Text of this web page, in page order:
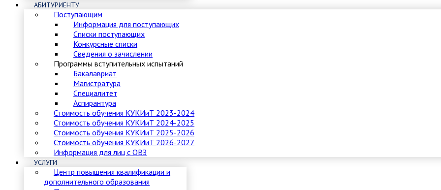
АБИТУРИЕНТУ
Поступающим
Информация для поступающих
Списки поступающих
Конкурсные списки
Сведения о зачислении
Программы вступительных испытаний
Бакалавриат
Магистратура
Специалитет
Аспирантура
Стоимость обучения КУКИиТ 2023-2024
Стоимость обучения КУКИиТ 2024-2025
Стоимость обучения КУКИиТ 2025-2026
Стоимость обучения КУКИиТ 2026-2027
Информация для лиц с ОВЗ
УСЛУГИ
Центр повышения квалификации и
дополнительного образования